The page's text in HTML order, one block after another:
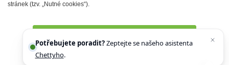
stránek (tzv. „Nutné cookies“).
Potřebujete poradit?Zeptejte se našeho asistenta
Chettyho.